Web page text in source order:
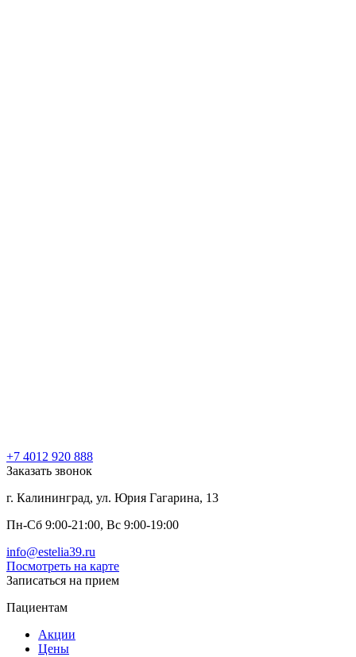
+7 4012 920 888
Заказать звонок
г. Калининград, ул. Юрия Гагарина, 13
Пн-Сб 9:00-21:00, Вс 9:00-19:00
info@estelia39.ru
Посмотреть на карте
Записаться на прием
Пациентам
Акции
Цены